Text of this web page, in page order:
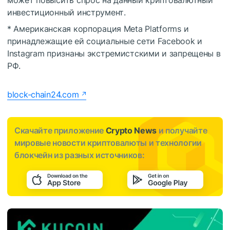
инвестиционный инструмент.
* Американская корпорация Meta Platforms и
принадлежащие ей социальные сети Facebook и
Instagram признаны экстремистскими и запрещены в
РФ.
block-chain24.com
Скачайте приложение Crypto News и получайте
мировые новости криптовалюты и технологии
блокчейн из разных источников: